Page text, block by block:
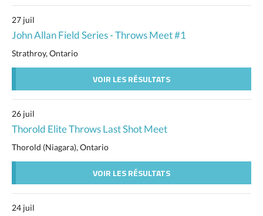
27 juil
John Allan Field Series - Throws Meet #1
Strathroy, Ontario
VOIR LES RÉSULTATS
26 juil
Thorold Elite Throws Last Shot Meet
Thorold (Niagara), Ontario
VOIR LES RÉSULTATS
24 juil